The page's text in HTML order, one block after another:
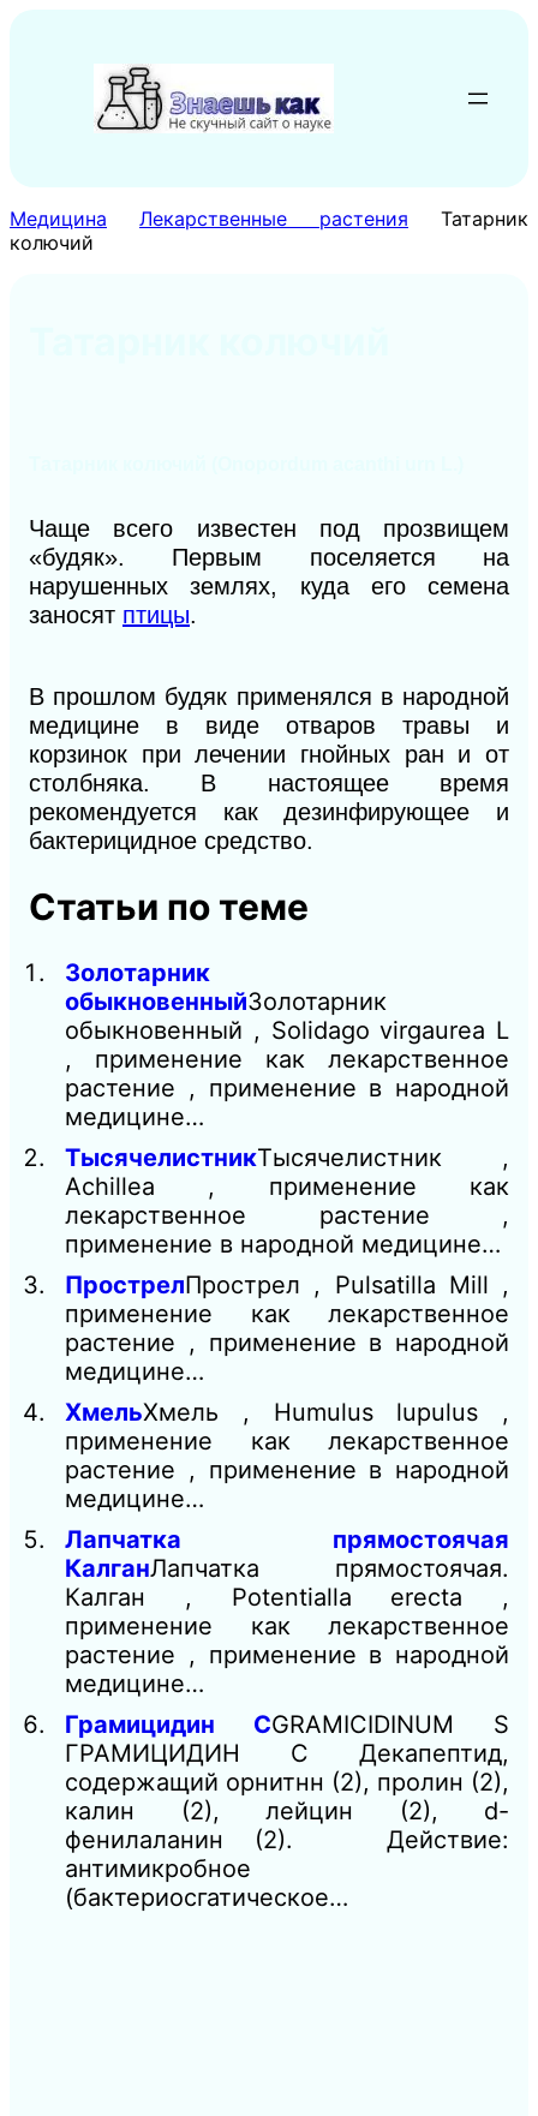
содержимому
Медицина Лекарственные растения
Татарник
колючий
Чаще всего известен под прозвищем
«будяк». Первым поселяется на
нарушенных землях, куда его семена
заносят птицы.
В прошлом будяк применялся в народной
медицине в виде отваров травы и
корзинок при лечении гнойных ран и от
столбняка. В настоящее время
рекомендуется как дезинфирующее и
бактерицидное средство.
Статьи по теме
Золотарник
обыкновенныйЗолотарник
обыкновенный , Solidago virgaurea L
, применение как лекарственное
растение , применение в народной
медицине…
ТысячелистникТысячелистник ,
Achillea , применение как
лекарственное растение ,
применение в народной медицине…
ПрострелПрострел , Pulsatilla Mill ,
применение как лекарственное
растение , применение в народной
медицине…
ХмельХмель , Humulus lupulus ,
применение как лекарственное
растение , применение в народной
медицине…
Лапчатка прямостоячая
КалганЛапчатка прямостоячая.
Калган , Potentialla еrecta ,
применение как лекарственное
растение , применение в народной
медицине…
Грамицидин СGRAMICIDINUM S
ГРАМИЦИДИН С Декапептид,
содержащий орнитнн (2), пролин (2),
калин (2), лейцин (2), d-
фенилаланин (2). Действие:
антимикробное
(бактериосгатическое…